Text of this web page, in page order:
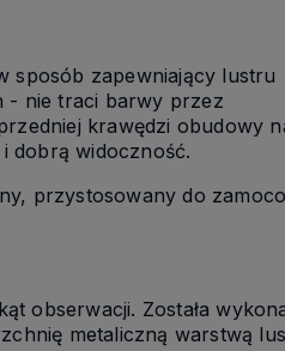
sposób zapewniający lustru
- nie traci barwy przez
krawędzi obudowy
dobrą widoczność.
przystosowany do
obserwacji. Została
metaliczną warstwą